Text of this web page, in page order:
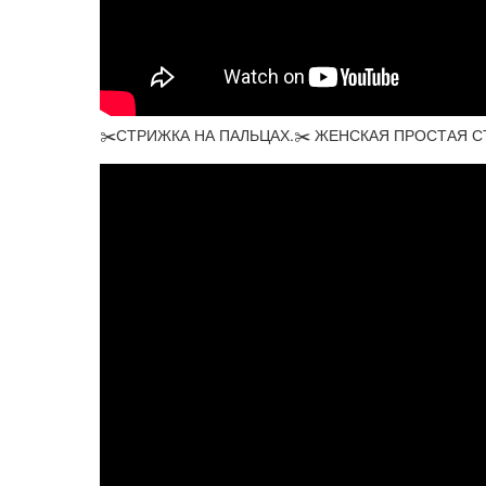
✂️СТРИЖКА НА ПАЛЬЦАХ.✂️ ЖЕНСКАЯ ПРОСТАЯ